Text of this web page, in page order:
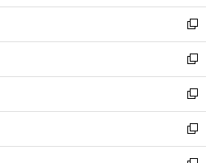
開
く
ン
ド
ウ
で
開
く
ウ
ィ
ン
ド
ウ
で
開
く
し
い
ウ
ィ
ン
ド
ウ
で
開
新
し
い
ウ
ィ
ン
ド
ウ
新
し
い
ウ
ィ
ン
新
し
い
ウ
新
し